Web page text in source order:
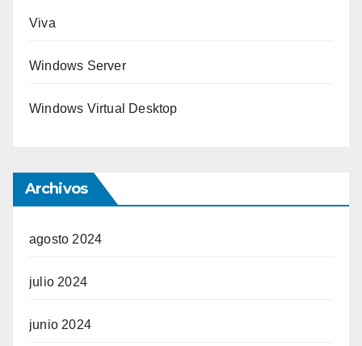
Viva
Windows Server
Windows Virtual Desktop
Archivos
agosto 2024
julio 2024
junio 2024